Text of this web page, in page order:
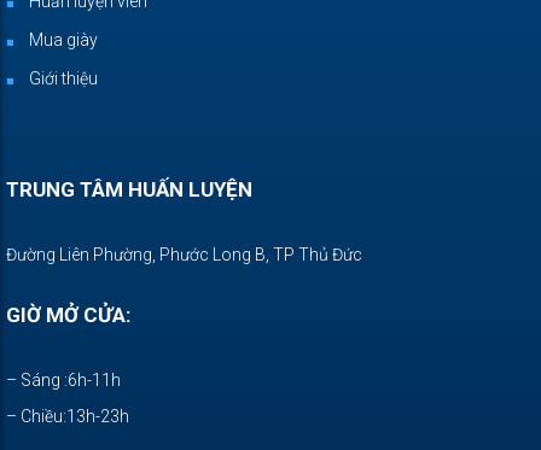
Mua giày
Giới thiệu
TRUNG TÂM HUẤN LUYỆN
Đường Liên Phường, Phước Long B, TP Thủ Đức
GIỜ MỞ CỬA:
– Sáng :6h-11h
– Chiều:13h-23h